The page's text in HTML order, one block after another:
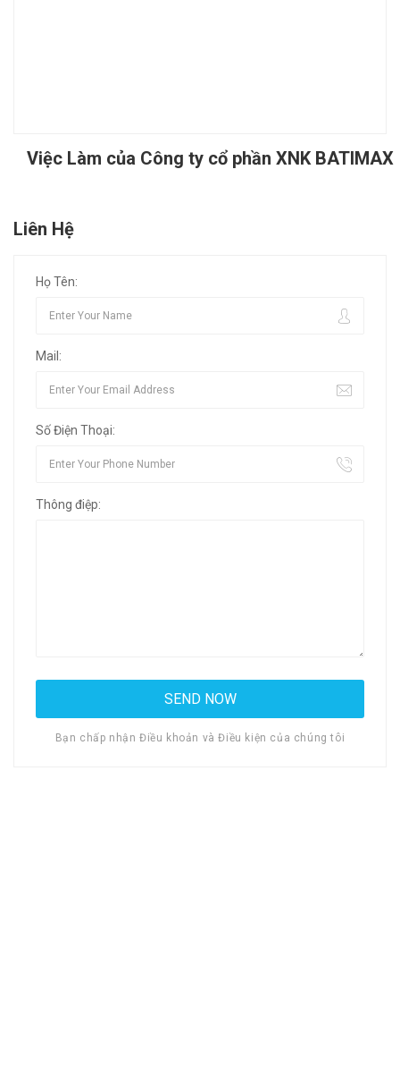
Việc Làm của Công ty cổ phần XNK BATIMAX
Liên Hệ
Họ Tên:
Mail:
Số Điện Thoại:
Thông điệp:
Bạn chấp nhận Điều khoản và Điều kiện của chúng tôi